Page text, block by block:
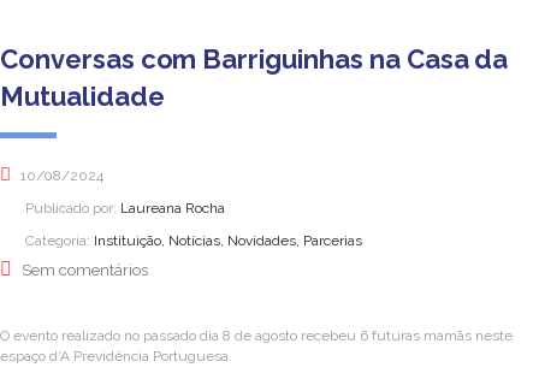
Conversas com Barriguinhas na Casa da
Mutualidade
10/08/2024
Publicado por: Laureana Rocha
Categoria: Instituição, Notícias, Novidades, Parcerias
Sem comentários
O evento realizado no passado dia 8 de agosto recebeu 6 futuras mamãs neste
espaço d’A Previdência Portuguesa.